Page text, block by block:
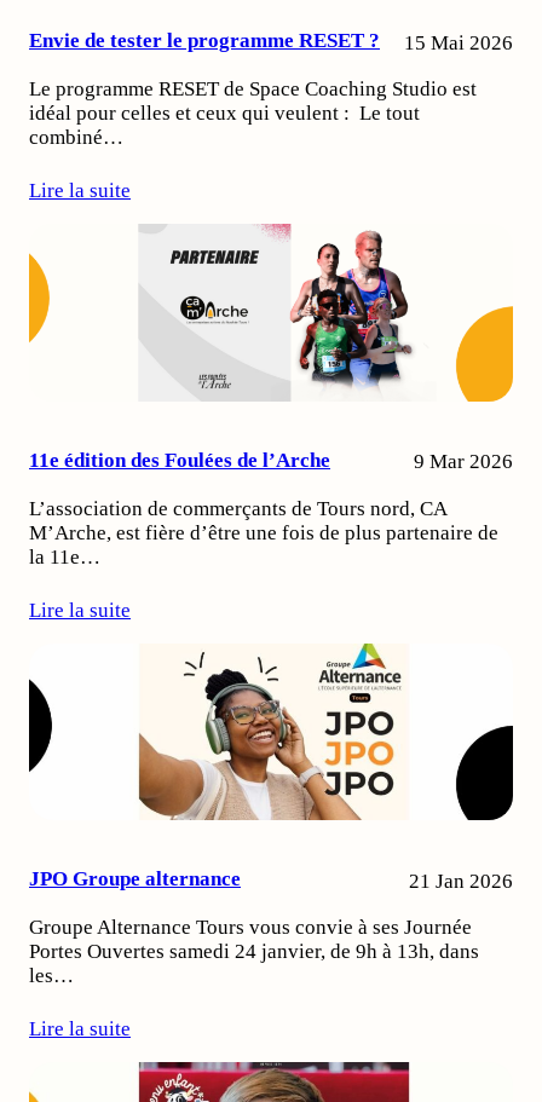
Envie de tester le programme RESET ? 15 Mai 2026
Le programme RESET de Space Coaching Studio est
idéal pour celles et ceux qui veulent : Le tout
combiné…
Lire la suite
11e édition des Foulées de l’Arche 9 Mar 2026
L’association de commerçants de Tours nord, CA
M’Arche, est fière d’être une fois de plus partenaire de
la 11e…
Lire la suite
JPO Groupe alternance 21 Jan 2026
Groupe Alternance Tours vous convie à ses Journée
Portes Ouvertes samedi 24 janvier, de 9h à 13h, dans
les…
Lire la suite